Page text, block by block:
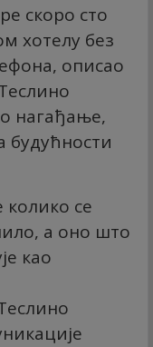
скоро сто
хотелу без
описао
нагађање,
будућности
колико се
а оно што
као